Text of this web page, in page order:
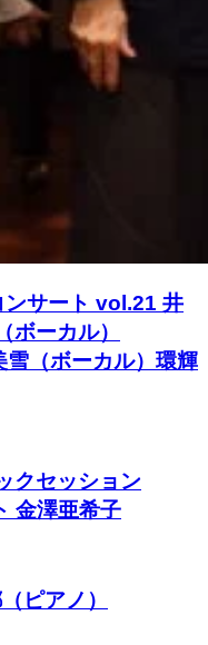
ンサート vol.21 井
ーカル）
（ボーカル）環輝
クセッション
金澤亜希子
ピアノ）